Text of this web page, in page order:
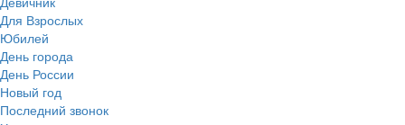
Для Взрослых
Юбилей
День города
День России
Новый год
Последний звонок